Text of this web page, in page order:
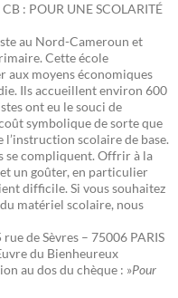
: POUR UNE SCOLARITÉ
au Nord-Cameroun et
Cette école
aux moyens économiques
Ils accueillent environ 600
ont eu le souci de
symbolique de sorte que
l’instruction scolaire de base.
se compliquent. Offrir à la
un goûter, en particulier
difficile. Si vous souhaitez
matériel scolaire, nous
de Sèvres – 75006 PARIS
du Bienheureux
au dos du chèque : »Pour